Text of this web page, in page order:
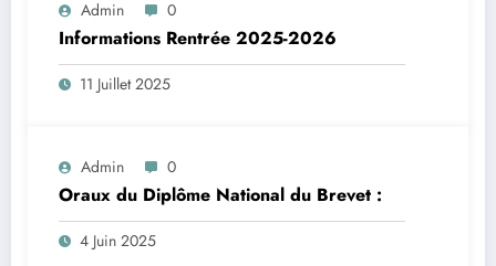
Admin 0
Informations Rentrée 2025-2026
11 Juillet 2025
Admin 0
Oraux du Diplôme National du Brevet :
4 Juin 2025